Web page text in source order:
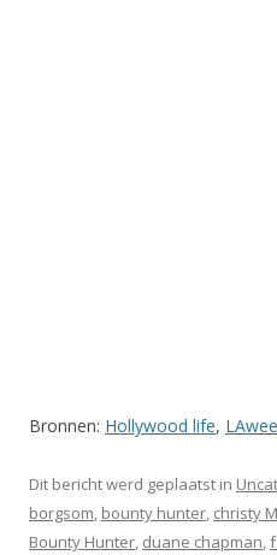
Bronnen: Hollywood life,
Dit bericht werd geplaatst in
borgsom, bounty hunter, christy
Bounty Hunter, duane chapman,